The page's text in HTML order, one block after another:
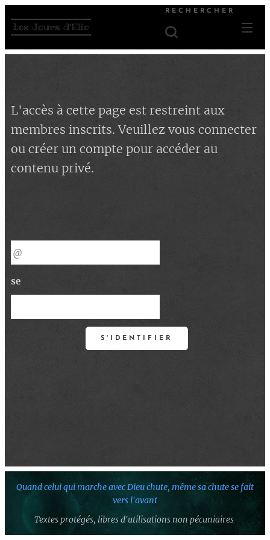
Les Jours d'Elie
RECHERCHER
L'accès à cette page est restreint aux
membres inscrits. Veuillez vous connecter
ou créer un compte pour accéder au
contenu privé.
se
S'IDENTIFIER
Quand celui qui marche avec Dieu chute, même sa chute se fait
vers l'avant
Textes protégés, libres d'utilisations non pécuniaires